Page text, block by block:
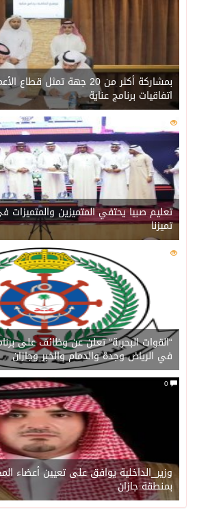
بمشاركة أكثر من 20 جهة تمثل
اتفاقيات برنامج عناية
202
تعليم صبيا يحتفي المتميزين
تميزنا
201
“القوات البحرية” تعلن عن وظائف على
في الرياض وجدة والدمام والخبر وجازان
وزير_الداخلية يوافق على تعيين أعضاء
بمنطقة جازان